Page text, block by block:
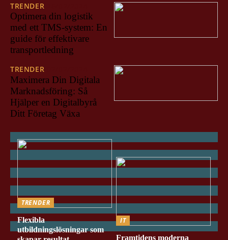
TRENDER
Optimera din logistik
med ett TMS-system: En
guide för effektivare
transportledning
TRENDER
Maximera Din Digitala
Marknadsföring: Så
Hjälper en Digitalbyrå
Ditt Företag Växa
TRENDER
Flexibla
utbildningslösningar som
IT
Framtidens moderna